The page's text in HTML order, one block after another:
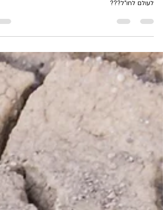
9 בדצמ׳ 2024
זמן קריאה 4 דקות
רקוויאם "לטיולים" שלי בחו"ל.
איך יכול להיות שאחת כמוך מצהירה שהיא לא טסה יותר
לעולם לחו"ל???